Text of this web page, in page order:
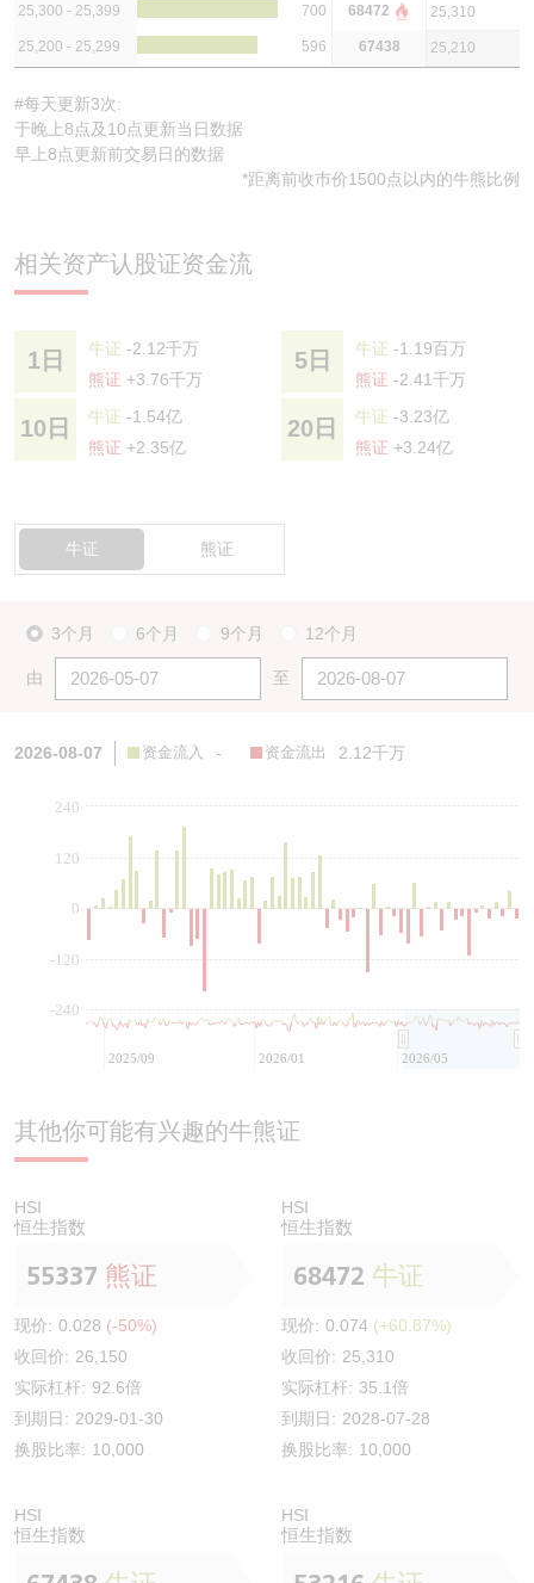
25,300 - 25,399 700 68472 25,310
25,200 - 25,299 596 67438 25,210
#每天更新3次:
于晚上8点及10点更新当日数据
早上8点更新前交易日的数据
*距离前收巿价1500点以内的牛熊比例
相关资产认股证资金流
1日 牛证 -2.12千万
熊证 +3.76千万
5日 牛证 -1.19百万
熊证 -2.41千万
10日 牛证 -1.54亿
熊证 +2.35亿
20日 牛证 -3.23亿
熊证 +3.24亿
牛证 熊证
3个月 6个月 9个月 12个月
由 至
2026-08-07 资金流入 - 资金流出 2.12千万
0
-240
-120
120
240
2025/09 2026/01 2026/05
其他你可能有兴趣的牛熊证
HSI
恒生指数
55337 熊证
现价: 0.028 (-50%)
收回价: 26,150
实际杠杆: 92.6倍
到期日: 2029-01-30
换股比率: 10,000
HSI
恒生指数
68472 牛证
现价: 0.074 (+60.87%)
收回价: 25,310
实际杠杆: 35.1倍
到期日: 2028-07-28
换股比率: 10,000
HSI
恒生指数
HSI
恒生指数